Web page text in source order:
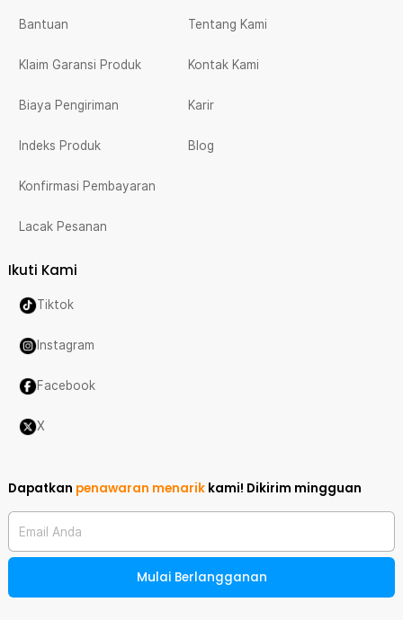
Bantuan
Klaim Garansi Produk
Biaya Pengiriman
Indeks Produk
Konfirmasi Pembayaran
Lacak Pesanan
Tentang Kami
Kontak Kami
Karir
Blog
Ikuti Kami
Tiktok
Instagram
Facebook
X
Dapatkan penawaran menarik kami! Dikirim mingguan
Email Anda
Mulai Berlangganan